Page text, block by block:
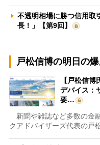
不透明相場に勝つ信用
長！」【第9回】
戸松信博の明日の
【戸松信
デバイス：
要…
新聞や雑誌など多数の金
クアドバイザーズ代表の戸